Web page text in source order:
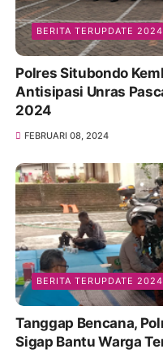
BERITA TERUPDATE 2024
Polres Situbondo
Antisipasi Unras
2024
FEBRUARI 08, 2024
BERITA TERUPDATE 2024
Tanggap Bencana,
Sigap Bantu Warga